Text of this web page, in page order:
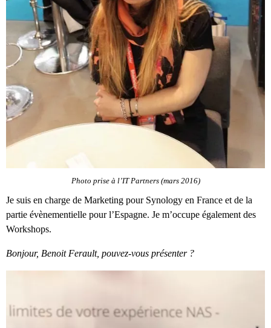
Photo prise à l’IT Partners (mars 2016)
Je suis en charge de Marketing pour Synology en France et de la
partie évènementielle pour l’Espagne. Je m’occupe également des
Workshops.
Bonjour, Benoit Ferault, pouvez-vous présenter ?